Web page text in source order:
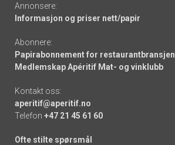
Annonsere:
Informasjon og priser nett/papir
Abonnere:
Papirabonnement for restaurantbransjen
Medlemskap Apéritif Mat- og vinklubb
Kontakt oss:
aperitif@aperitif.no
Telefon +47 21 45 61 60
Ofte stilte spørsmål